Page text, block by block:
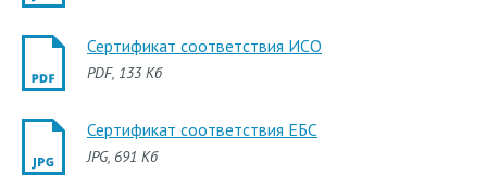
Сертификат соответствия ИСО
PDF, 133 Кб
Сертификат соответствия ЕБС
JPG, 691 Кб